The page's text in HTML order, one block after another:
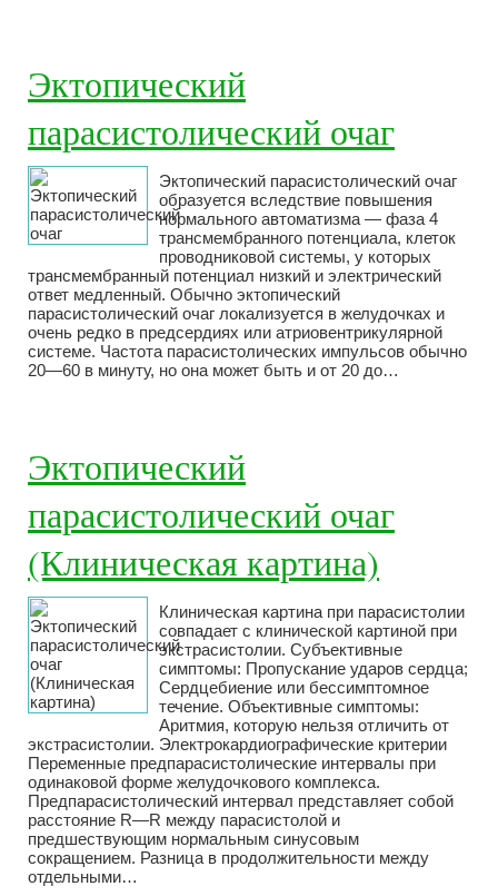
Эктопический
парасистолический очаг
Эктопический парасистолический очаг
образуется вследствие повышения
нормального автоматизма — фаза 4
трансмембранного потенциала, клеток
проводниковой системы, у которых
трансмембранный потенциал низкий и электрический
ответ медленный. Обычно эктопический
парасистолический очаг локализуется в желудочках и
очень редко в предсердиях или атриовентрикулярной
системе. Частота парасистолических импульсов обычно
20—60 в минуту, но она может быть и от 20 до…
Эктопический
парасистолический очаг
(Клиническая картина)
Клиническая картина при парасистолии
совпадает с клинической картиной при
экстрасистолии. Субъективные
симптомы: Пропускание ударов сердца;
Сердцебиение или бессимптомное
течение. Объективные симптомы:
Аритмия, которую нельзя отличить от
экстрасистолии. Электрокардиографические критерии
Переменные предпарасистолические интервалы при
одинаковой форме желудочкового комплекса.
Предпарасистолический интервал представляет собой
расстояние R—R между парасистолой и
предшествующим нормальным синусовым
сокращением. Разница в продолжительности между
отдельными…